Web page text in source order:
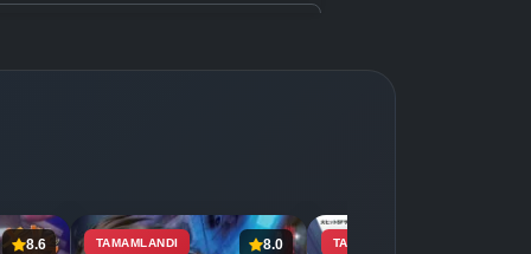
Detaylar İzle
8.6 TAMAMLANDI 8.0 TAMAMLANDI